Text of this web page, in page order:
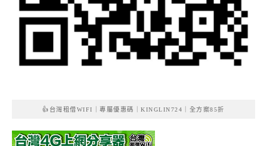
👍台灣租借WIFI｜專屬優惠碼｜KINGLIN724｜全方案85折